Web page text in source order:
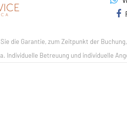
die Garantie, zum Zeitpunkt der
Individuelle Betreuung und individuelle